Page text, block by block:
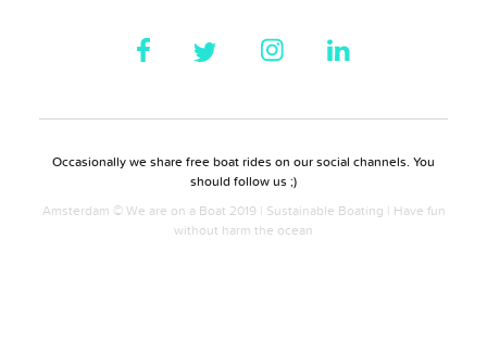
Occasionally we share free boat rides on our social channels. You
should follow us ;)
Amsterdam © We are on a Boat 2019 | Sustainable Boating | Have fun
without harm the ocean